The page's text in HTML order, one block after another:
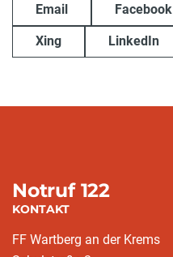
Email Facebook
Xing LinkedIn
Notruf 122
KONTAKT
FF Wartberg an der Krems